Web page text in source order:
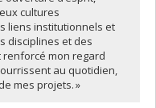
cultures
liens institutionnels et
disciplines et des
mon regard
au quotidien,
mes projets. »